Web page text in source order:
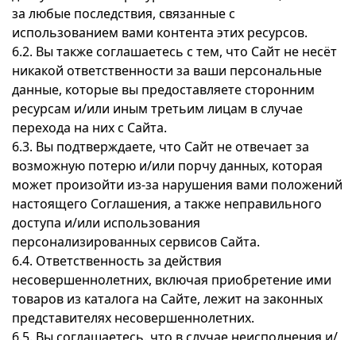
за любые последствия, связанные с
использованием вами контента этих ресурсов.
6.2. Вы также соглашаетесь с тем, что Сайт не несёт
никакой ответственности за ваши персональные
данные, которые вы предоставляете сторонним
ресурсам и/или иным третьим лицам в случае
перехода на них с Сайта.
6.3. Вы подтверждаете, что Сайт не отвечает за
возможную потерю и/или порчу данных, которая
может произойти из-за нарушения вами положений
настоящего Соглашения, а также неправильного
доступа и/или использования
персонализированных сервисов Сайта.
6.4. Ответственность за действия
несовершеннолетних, включая приобретение ими
товаров из каталога на Сайте, лежит на законных
представителях несовершеннолетних.